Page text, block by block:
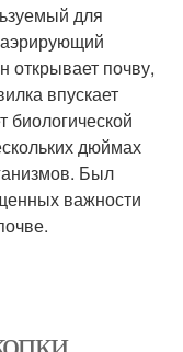
для
открывает почву,
впускает
биологической
дюймах
Был
важности